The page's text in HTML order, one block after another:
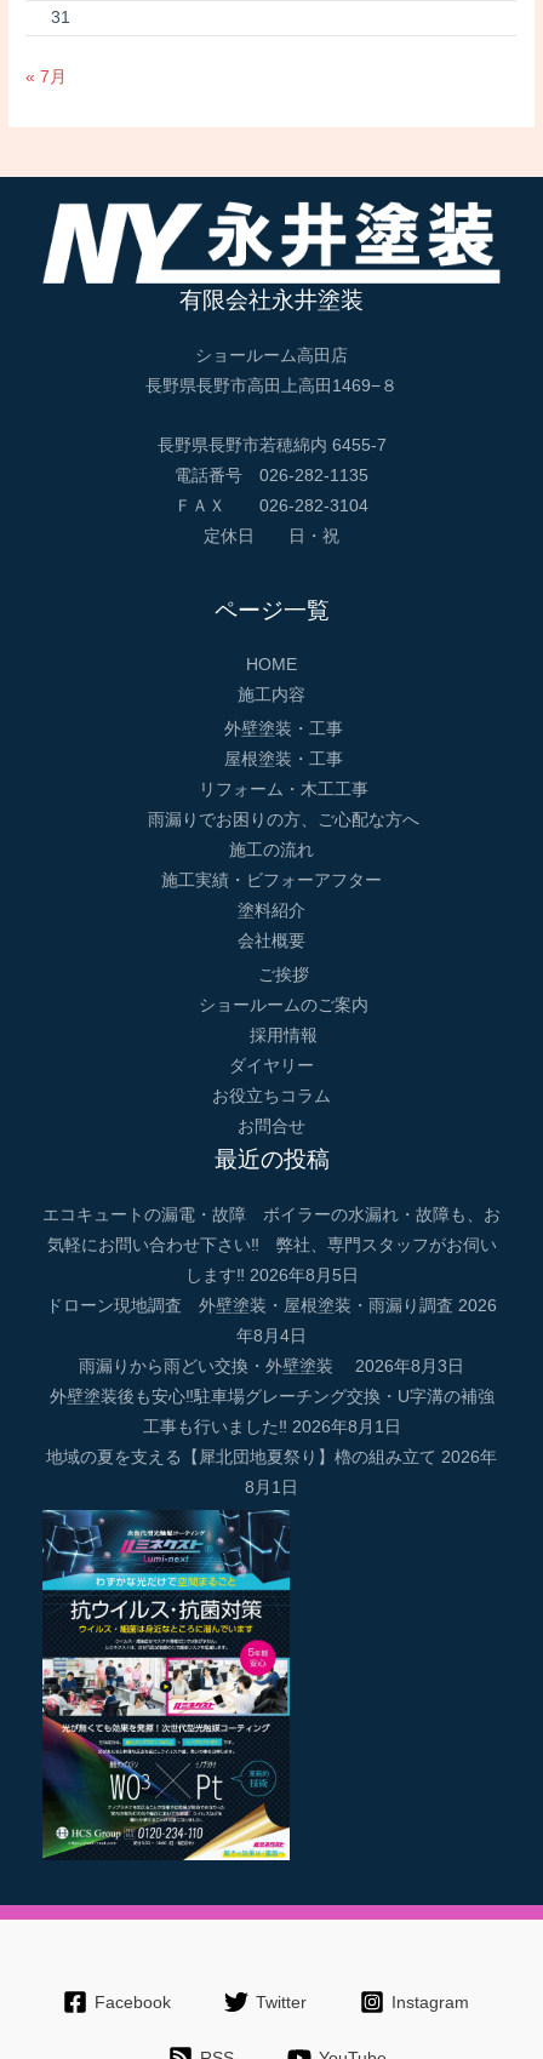
31
« 7月
有限会社永井塗装
ショールーム高田店
長野県長野市高田上高田1469−８
長野県長野市若穂綿内 6455-7
電話番号 026-282-1135
ＦＡＸ 026-282-3104
定休日 日・祝
ページ一覧
HOME
施工内容
外壁塗装・工事
屋根塗装・工事
リフォーム・木工工事
雨漏りでお困りの方、ご心配な方へ
施工の流れ
施工実績・ビフォーアフター
塗料紹介
会社概要
ご挨拶
ショールームのご案内
採用情報
ダイヤリー
お役立ちコラム
お問合せ
最近の投稿
エコキュートの漏電・故障 ボイラーの水漏れ・故障も、お
気軽にお問い合わせ下さい‼ 弊社、専門スタッフがお伺い
します‼ 2026年8月5日
ドローン現地調査 外壁塗装・屋根塗装・雨漏り調査 2026
年8月4日
雨漏りから雨どい交換・外壁塗装
2026年8月3日
外壁塗装後も安心‼駐車場グレーチング交換・U字溝の補強
工事も行いました‼ 2026年8月1日
地域の夏を支える【犀北団地夏祭り】櫓の組み立て 2026年
8月1日
Facebook Twitter Instagram